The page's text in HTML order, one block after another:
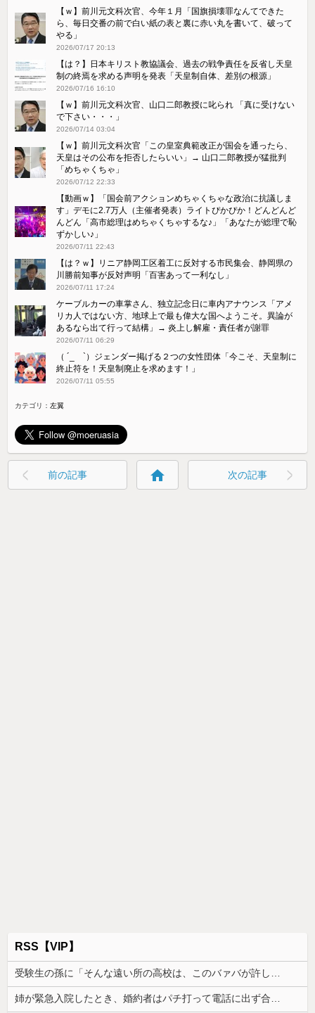
【ｗ】前川元文科次官、今年１月「国旗損壊罪なんてできた
ら、毎日交番の前で白い紙の表と裏に赤い丸を書いて、破って
やる」
2026/07/17 20:13
【は？】日本キリスト教協議会、過去の戦争責任を反省し天皇
制の終焉を求める声明を発表「天皇制自体、差別の根源」
2026/07/16 16:10
【ｗ】前川元文科次官、山口二郎教授に叱られ 「真に受けない
で下さい・・・」
2026/07/14 03:04
【ｗ】前川元文科次官「この皇室典範改正が国会を通ったら、
天皇はその公布を拒否したらいい」→ 山口二郎教授が猛批判
「めちゃくちゃ」
2026/07/12 22:33
【動画ｗ】「国会前アクションめちゃくちゃな政治に抗議しま
す」デモに2.7万人（主催者発表）ライトぴかぴか！どんどんど
んどん「高市総理はめちゃくちゃするな♪」「あなたが総理で恥
ずかしい♪」
2026/07/11 22:43
【は？ｗ】リニア静岡工区着工に反対する市民集会、静岡県の
川勝前知事が反対声明「百害あって一利なし」
2026/07/11 17:24
ケーブルカーの車掌さん、独立記念日に車内アナウンス「アメ
リカ人ではない方、地球上で最も偉大な国へようこそ。異論が
あるなら出て行って結構」→ 炎上し解雇・責任者が謝罪
2026/07/11 06:29
（ ´_ゝ`）ジェンダー掲げる２つの女性団体「今こそ、天皇制に
終止符を！天皇制廃止を求めます！」
2026/07/11 05:55
カテゴリ：左翼
前の記事 home 次の記事
RSS【VIP】